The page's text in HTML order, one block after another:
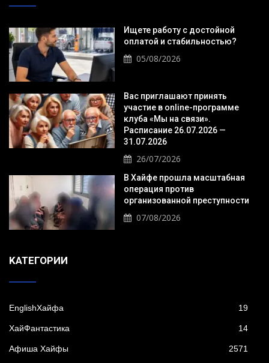
Ищете работу с достойной
оплатой и стабильностью?
05/08/2026
Вас приглашают принять
участие в online-программе
клуба «Мы на связи».
Расписание 26.07.2026 —
31.07.2026
26/07/2026
В Хайфе прошла масштабная
операция против
организованной преступности
07/08/2026
KАТЕГОРИИ
EnglishХайфа 19
XайФантастика 14
Афиша Хайфы 2571